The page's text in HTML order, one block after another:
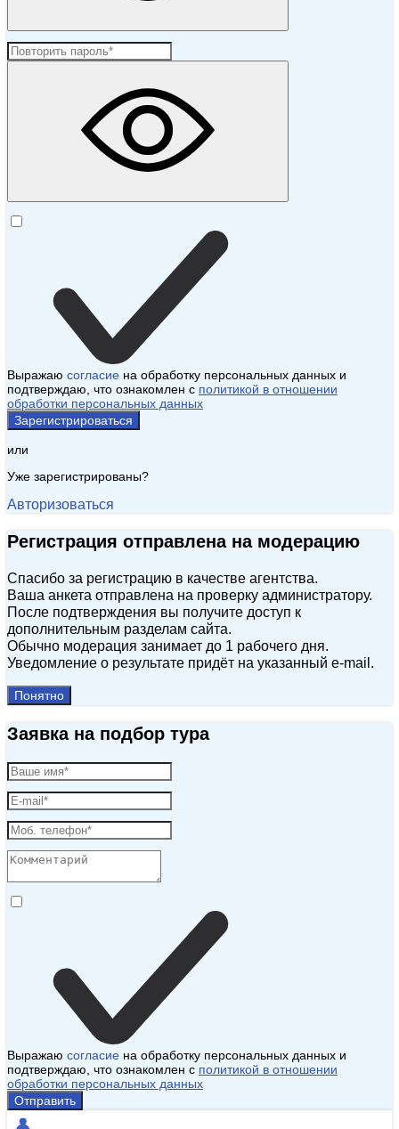
Выражаю согласие на обработку персональных данных и
подтверждаю, что ознакомлен с политикой в отношении
обработки персональных данных
Зарегистрироваться
или
Уже зарегистрированы?
Авторизоваться
Регистрация отправлена на модерацию
Спасибо за регистрацию в качестве агентства.
Ваша анкета отправлена на проверку администратору.
После подтверждения вы получите доступ к
дополнительным разделам сайта.
Обычно модерация занимает до 1 рабочего дня.
Уведомление о результате придёт на указанный e‑mail.
Понятно
Заявка на подбор тура
Выражаю согласие на обработку персональных данных и
подтверждаю, что ознакомлен с политикой в отношении
обработки персональных данных
Отправить